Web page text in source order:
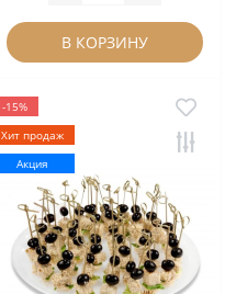
В КОРЗИНУ
-15%
Хит продаж
Акция